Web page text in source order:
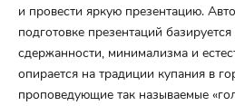
и провести яркую презентацию.
подготовке презентаций
сдержанности, минимализма и
опирается на традиции купания в
проповедующие так называемые